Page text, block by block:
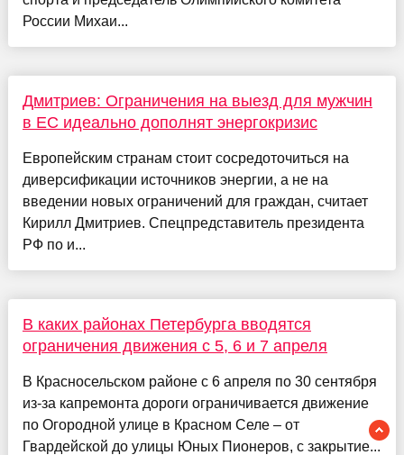
России Михаи...
Дмитриев: Ограничения на выезд для мужчин
в ЕС идеально дополнят энергокризис
Европейским странам стоит сосредоточиться на
диверсификации источников энергии, а не на
введении новых ограничений для граждан, считает
Кирилл Дмитриев. Cпецпредставитель президента
РФ по и...
В каких районах Петербурга вводятся
ограничения движения с 5, 6 и 7 апреля
В Красносельском районе с 6 апреля по 30 сентября
из-за капремонта дороги ограничивается движение
по Огородной улице в Красном Селе – от
Гвардейской до улицы Юных Пионеров, с закрытие...